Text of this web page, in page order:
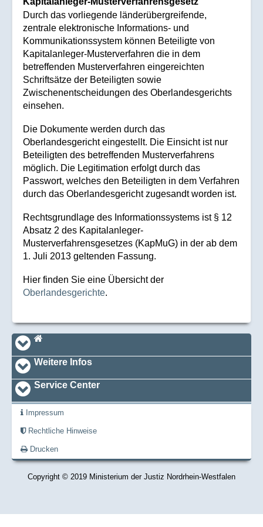
Durch das vorliegende länderübergreifende,
zentrale elektronische Informations- und
Kommunikationssystem können Beteiligte von
Kapitalanleger-Musterverfahren die in dem
betreffenden Musterverfahren eingereichten
Schriftsätze der Beteiligten sowie
Zwischenentscheidungen des Oberlandesgerichts
einsehen.
Die Dokumente werden durch das
Oberlandesgericht eingestellt. Die Einsicht ist nur
Beteiligten des betreffenden Musterverfahrens
möglich. Die Legitimation erfolgt durch das
Passwort, welches den Beteiligten in dem Verfahren
durch das Oberlandesgericht zugesandt worden ist.
Rechtsgrundlage des Informationssystems ist § 12
Absatz 2 des Kapitalanleger-
Musterverfahrensgesetzes (KapMuG) in der ab dem
1. Juli 2013 geltenden Fassung.
Hier finden Sie eine Übersicht der
Oberlandesgerichte.
Navi_footer
Startseite
Weitere Infos
Service Center
Impressum
Rechtliche Hinweise
Drucken
Copyright © 2019 Ministerium der Justiz Nordrhein-Westfalen